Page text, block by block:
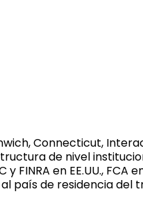
Connecticut,
de nivel
en EE.UU., FCA
país de residencia del